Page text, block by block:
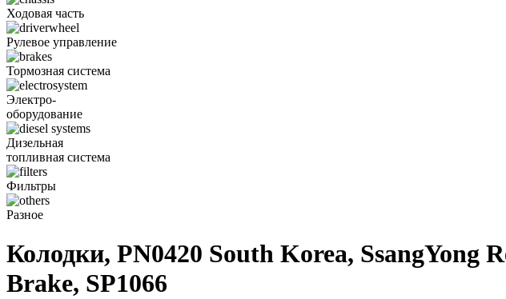
Ходовая часть
Рулевое управление
Тормозная система
Электро-
оборудование
Дизельная
топливная система
Фильтры
Разное
Колодки, PN0420 South Korea, SsangYong
Brake, SP1066